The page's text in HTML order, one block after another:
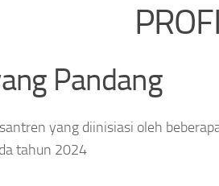
Pandang
yang diinisiasi oleh
tahun 2024